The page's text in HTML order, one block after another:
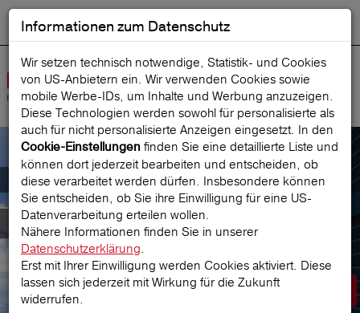
Suche starten
Der österreichische Marktführer für
Reiseversicherungen
Prämie berechnen
Informationen zum Datenschutz
Wir setzen technisch notwendige, Statistik- und Cookies
von US-Anbietern ein. Wir verwenden Cookies sowie
mobile Werbe‑IDs, um Inhalte und Werbung anzuzeigen.
Diese Technologien werden sowohl für personalisierte als
auch für nicht personalisierte Anzeigen eingesetzt. In den
Cookie-Einstellungen finden Sie eine detaillierte Liste und
können dort jederzeit bearbeiten und entscheiden, ob
diese verarbeitet werden dürfen. Insbesondere können
Sie entscheiden, ob Sie ihre Einwilligung für eine US-
Datenverarbeitung erteilen wollen.
Nähere Informationen finden Sie in unserer
Datenschutzerklärung.
Erst mit Ihrer Einwilligung werden Cookies aktiviert. Diese
lassen sich jederzeit mit Wirkung für die Zukunft
widerrufen.